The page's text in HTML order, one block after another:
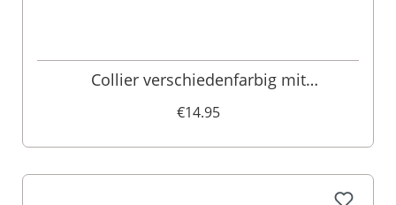
Collier verschiedenfarbig mit
€14.95